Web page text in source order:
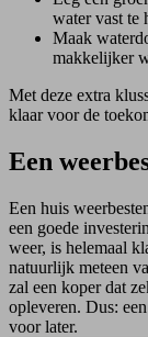
water vast te
Maak
makkelijker
Met deze extra
klaar voor de
Een
Een huis
een goede
weer, is helemaal
natuurlijk meteen
zal een koper dat
opleveren. Dus:
voor later.